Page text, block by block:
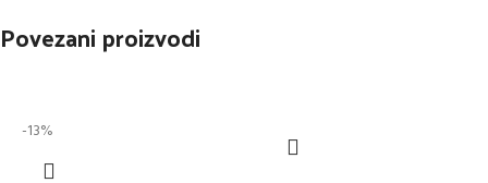
Povezani proizvodi
-13%